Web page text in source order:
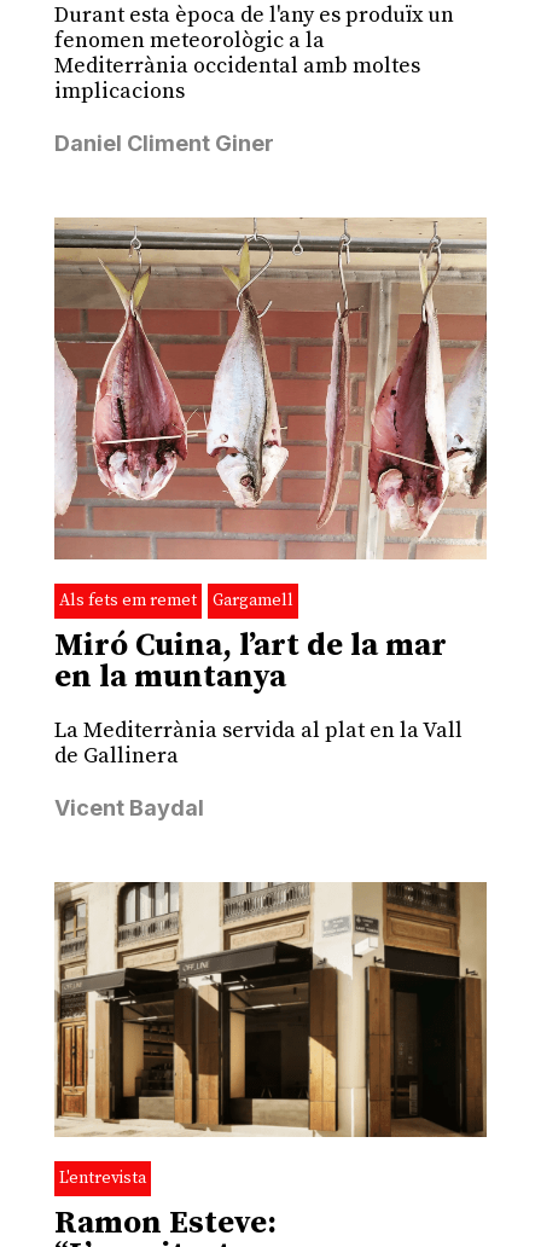
Durant esta època de l'any es produïx un
fenomen meteorològic a la
Mediterrània occidental amb moltes
implicacions
Daniel Climent Giner
Als fets em remet Gargamell
Miró Cuina, l’art de la mar
en la muntanya
La Mediterrània servida al plat en la Vall
de Gallinera
Vicent Baydal
L'entrevista
Ramon Esteve: